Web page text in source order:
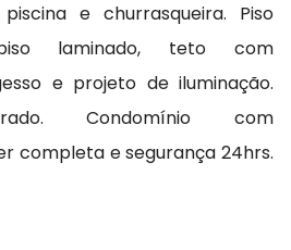
e churrasqueira. Piso
laminado, teto com
e projeto de iluminação.
Condomínio com
completa e segurança 24hrs.